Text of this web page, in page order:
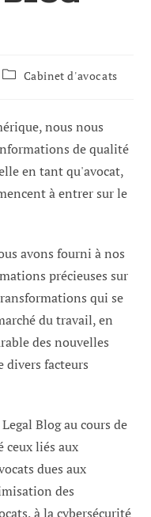
Catégorie
Cabinet d'avocats
nous nous
de qualité
en tant qu'avocat,
à entrer sur le
avons fourni à nos
précieuses sur
qui se
du travail, en
des nouvelles
divers facteurs
Blog au cours de
ceux liés aux
dues aux
des
à la cybersécurité